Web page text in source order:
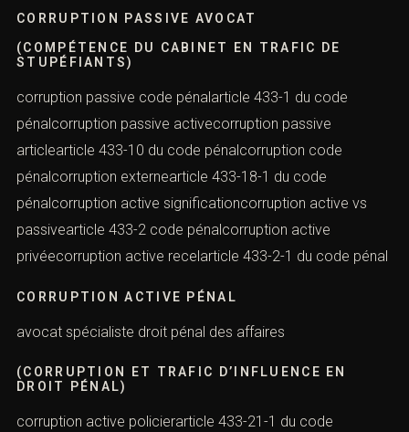
CORRUPTION PASSIVE AVOCAT
(COMPÉTENCE DU CABINET EN TRAFIC DE
STUPÉFIANTS)
corruption passive code pénalarticle 433-1 du code
pénalcorruption passive activecorruption passive
articlearticle 433-10 du code pénalcorruption code
pénalcorruption externearticle 433-18-1 du code
pénalcorruption active significationcorruption active vs
passivearticle 433-2 code pénalcorruption active
privéecorruption active recelarticle 433-2-1 du code pénal
CORRUPTION ACTIVE PÉNAL
avocat spécialiste droit pénal des affaires
(CORRUPTION ET TRAFIC D’INFLUENCE EN
DROIT PÉNAL)
corruption active policierarticle 433-21-1 du code